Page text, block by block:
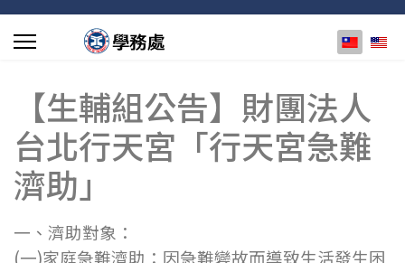
選擇你的
【生輔組公告】財團法人
台北行天宮「行天宮急難
濟助」
一、濟助對象：
(一)家庭急難濟助：因急難變故而導致生活發生困